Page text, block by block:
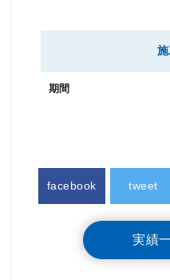
facebook tweet
実績